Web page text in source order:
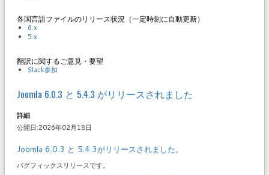
各国言語ファイルのリリース状況（一定時刻に自動更新）
6.x
5.x
翻訳に関するご意見・要望
Slack参加
Joomla 6.0.3 と 5.4.3 がリリースされました
詳細
公開日:2026年02月18日
Joomla 6.0.3 と 5.4.3がリリースされました。
バグフィックスリリースです。